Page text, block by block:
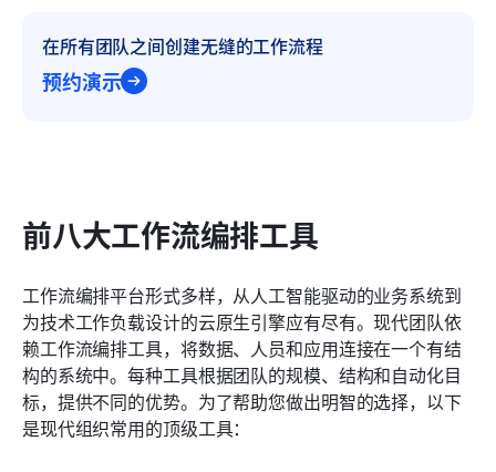
在所有团队之间创建无缝的工作流程
预约演示
前八大工作流编排工具
工作流编排平台形式多样，从人工智能驱动的业务系统到
为技术工作负载设计的云原生引擎应有尽有。现代团队依
赖工作流编排工具，将数据、人员和应用连接在一个有结
构的系统中。每种工具根据团队的规模、结构和自动化目
标，提供不同的优势。为了帮助您做出明智的选择，以下
是现代组织常用的顶级工具：